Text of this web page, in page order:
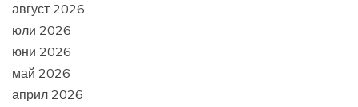
август 2026
юли 2026
юни 2026
май 2026
април 2026